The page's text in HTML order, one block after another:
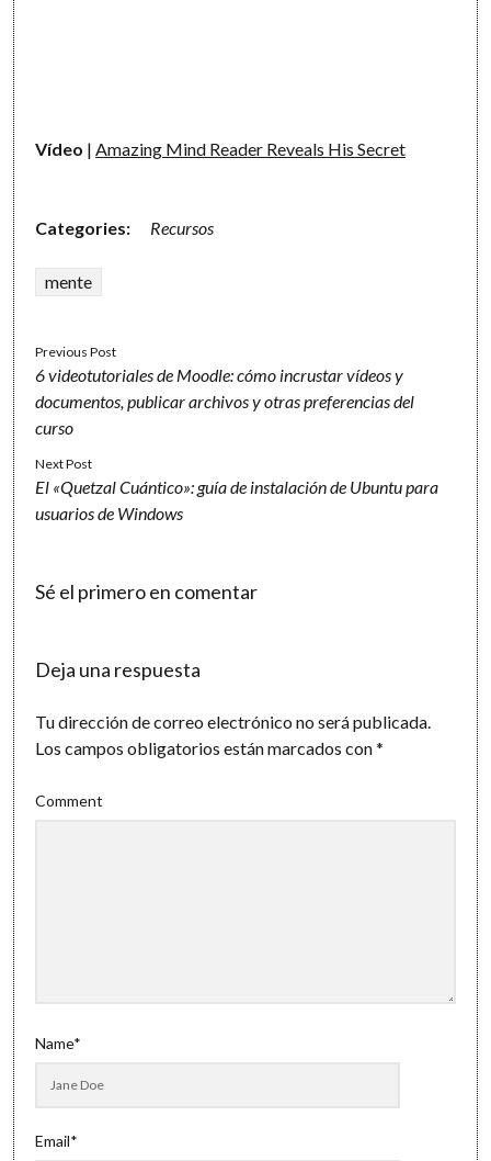
Vídeo |Amazing Mind Reader Reveals His Secret
Categories: Recursos
mente
Previous Post
6 videotutoriales de Moodle: cómo incrustar vídeos y
documentos, publicar archivos y otras preferencias del
curso
Next Post
El «Quetzal Cuántico»: guía de instalación de Ubuntu para
usuarios de Windows
Sé el primero en comentar
Deja una respuesta
Tu dirección de correo electrónico no será publicada.
Los campos obligatorios están marcados con*
Comment
Name*
Email*